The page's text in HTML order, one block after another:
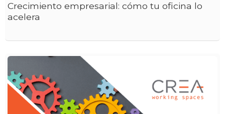
Crecimiento empresarial: cómo tu oficina lo
acelera